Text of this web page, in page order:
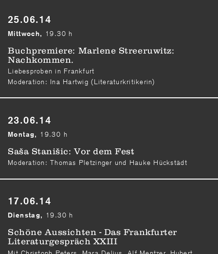
25.06.14
Mittwoch, 19.30 h
Buchpremiere: Marlene Streeruwitz:
Nachkommen.
Liebesproben in Frankfurt
Moderation: Ina Hartwig (Literaturkritikerin)
23.06.14
Montag, 19.30 h
Saša Stanišic: Vor dem Fest
Moderation: Thomas Pletzinger und Hauke Hückstädt
17.06.14
Dienstag, 19.30 h
Schöne Aussichten - Das Frankfurter
Literaturgespräch XXIII